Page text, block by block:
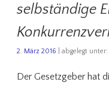
selbständige
2. März 2016 | abgelegt unter:
Der Gesetzgeber hat